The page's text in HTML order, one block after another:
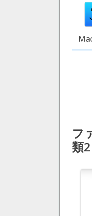
フ
類2